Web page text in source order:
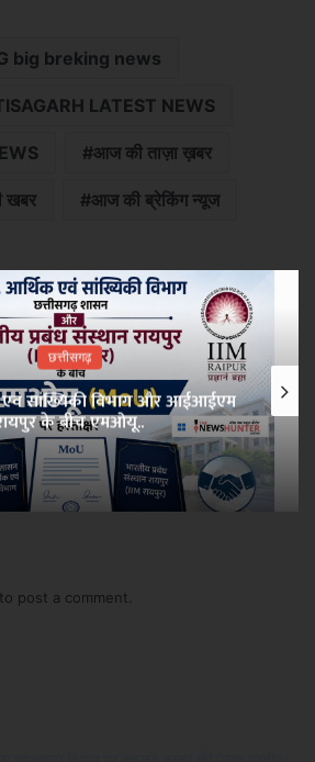
big breking news
LATEST NEWS
आज की ताज़ा ख़बर
खबर आज की ब्रेकिंग न्यूज
छत्तीसगढ़
एवं सांख्यिकी विभाग और आईआईएम
के बीच एमओयू..
to post a comment.